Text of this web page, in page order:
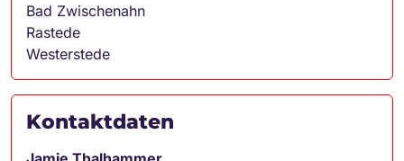
Bad Zwischenahn
Rastede
Westerstede
Kontaktdaten